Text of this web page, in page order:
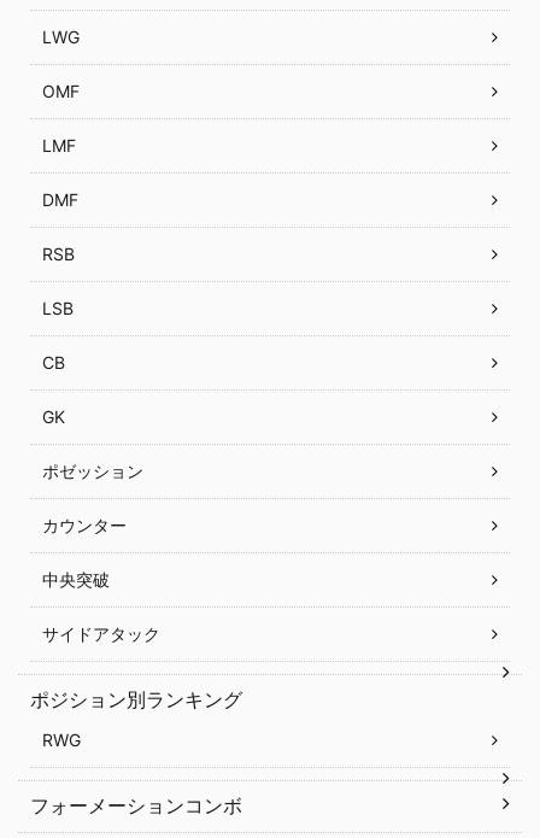
LWG
OMF
LMF
DMF
RSB
LSB
CB
GK
ポゼッション
カウンター
中央突破
サイドアタック
ポジション別ランキング
RWG
フォーメーションコンボ